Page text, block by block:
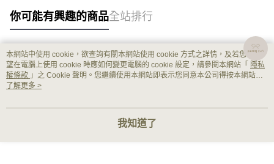
你可能有興趣的商品全站排行
熱門標籤
本網站中使用 cookie，欲查詢有關本網站使用 cookie 方式之詳情，及若您不希
望在電腦上使用 cookie 時應如何變更電腦的 cookie 設定，請參閱本網站「 隱私
權條款 」之 Cookie 聲明。您繼續使用本網站即表示您同意本公司得按本網站使
用條款之 Cookie 聲明使用 cookie。
了解更多 >
我知道了